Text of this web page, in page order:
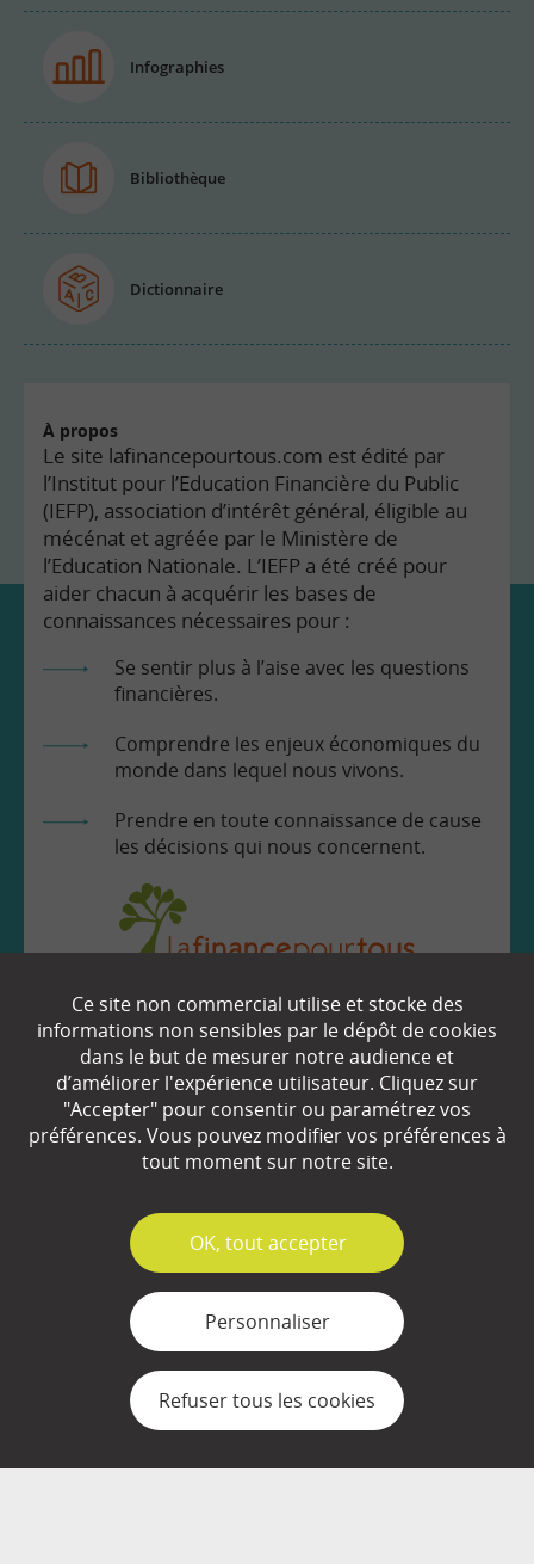
Infographies
Bibliothèque
Dictionnaire
À propos
Le site lafinancepourtous.com est édité par
l’Institut pour l’Education Financière du Public
(IEFP), association d’intérêt général, éligible au
mécénat et agréée par le Ministère de
l’Education Nationale. L’IEFP a été créé pour
aider chacun à acquérir les bases de
connaissances nécessaires pour :
Se sentir plus à l’aise avec les questions
financières.
Comprendre les enjeux économiques du
monde dans lequel nous vivons.
Prendre en toute connaissance de cause
les décisions qui nous concernent.
EN SAVOIR
Qui sommes-nous ?
Partenaires
Plan du site
Mentions légales
Gestion des cookies
Ce site non commercial utilise et stocke des
informations non sensibles par le dépôt de cookies
dans le but de mesurer notre audience et
d’améliorer l'expérience utilisateur. Cliquez sur
"Accepter" pour consentir ou paramétrez vos
préférences. Vous pouvez modifier vos préférences à
tout moment sur notre site.
✓
OK, tout accepter
Personnaliser
Refuser tous les cookies